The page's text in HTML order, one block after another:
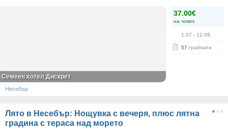
37.00€
на човек
1.07 - 12.09
57 грабнати
Семеен хотел Дискрет
Несебър
Лято в Несебър: Нощувка с вечеря, плюс лятна
градина с тераса над морето